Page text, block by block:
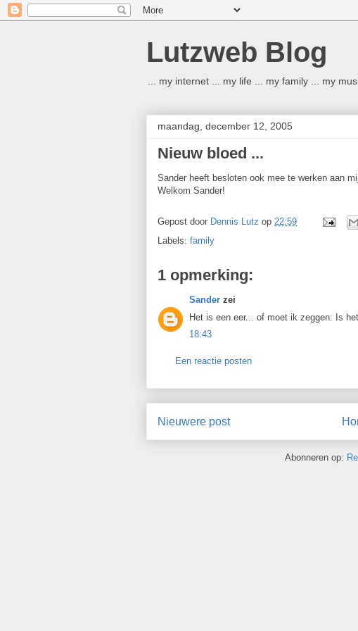
Lutzweb Blog
... my internet ... my life ... my family ... my
maandag, december 12, 2005
Nieuw bloed ...
Sander heeft besloten ook mee te werken aan
Welkom Sander!
Gepost door Dennis Lutz op 22:59
Labels: family
1 opmerking:
Sander zei
Het is een eer... of moet ik zeggen: Is
18:43
Een reactie posten
Nieuwere post
Abonneren op: